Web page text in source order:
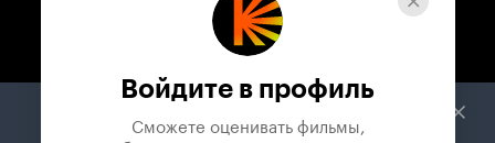
Телепрограмма
Служба поддержки
Войдите в профиль
Сможете оценивать фильмы,